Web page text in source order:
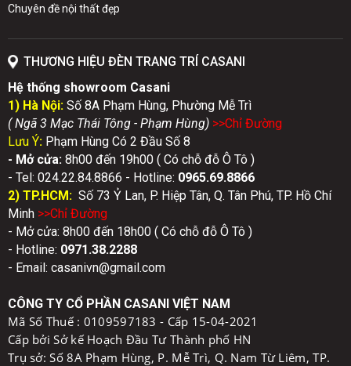
Chuyên đề nội thất đẹp
THƯƠNG HIỆU ĐÈN TRANG TRÍ CASANI
Hệ thống showroom Casani
1) Hà Nội: Số 8A Phạm Hùng, Phường Mễ Trì
( Ngã 3 Mạc Thái Tông - Phạm Hùng) >>Chỉ Đường
Lưu Ý: Phạm Hùng Có 2 Đầu Số 8
- Mở cửa: 8h00 đến 19h00 ( Có chỗ đỗ Ô Tô )
- Tel: 024.22.84.8866 - Hotline: 0965.69.8866
2) TP.HCM: Số 73 Ỷ Lan, P. Hiệp Tân, Q. Tân Phú, TP. Hồ Chí
Minh >>Chỉ Đường
- Mở cửa: 8h00 đến 18h00 ( Có chỗ đỗ Ô Tô )
- Hotline: 0971.38.2288
- Email: casanivn@gmail.com
CÔNG TY CỔ PHẦN CASANI VIỆT NAM
Mã Số Thuế : 0109597183 - Cấp 15-04-2021
Cấp bởi Sở kế Hoạch Đầu Tư Thành phố HN
Trụ sở: Số 8A Phạm Hùng, P. Mễ Trì, Q. Nam Từ Liêm, TP.